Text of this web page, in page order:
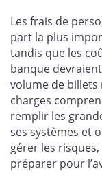
Les frais de
part la plus
tandis que les
banque
volume de billets
charges
remplir les
ses systèmes et
gérer les
préparer pour